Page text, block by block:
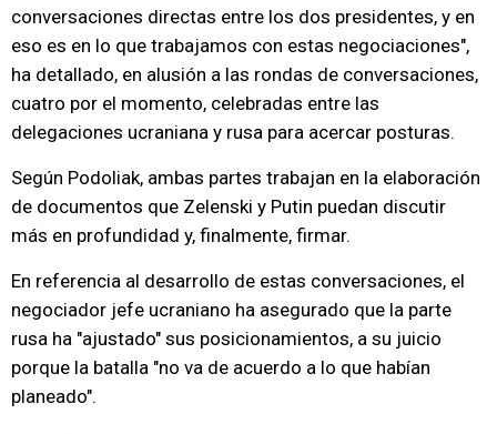
conversaciones directas entre los dos presidentes, y en
eso es en lo que trabajamos con estas negociaciones",
ha detallado, en alusión a las rondas de conversaciones,
cuatro por el momento, celebradas entre las
delegaciones ucraniana y rusa para acercar posturas.
Según Podoliak, ambas partes trabajan en la elaboración
de documentos que Zelenski y Putin puedan discutir
más en profundidad y, finalmente, firmar.
En referencia al desarrollo de estas conversaciones, el
negociador jefe ucraniano ha asegurado que la parte
rusa ha "ajustado" sus posicionamientos, a su juicio
porque la batalla "no va de acuerdo a lo que habían
planeado".